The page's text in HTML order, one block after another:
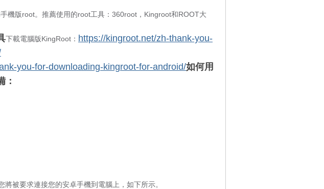
機版root。推薦使用的root工具：360root，Kingroot和ROOT大
下載電腦版KingRoot： https://kingroot.net/zh-thank-you-
you-for-downloading-kingroot-for-android/如何用
：
被要求連接您的安卓手機到電腦上，如下所示。